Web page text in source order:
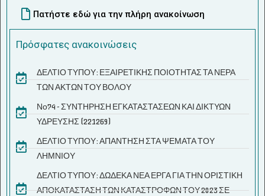
Πατήστε εδώ για την πλήρη ανακοίνωση
Πρόσφατες ανακοινώσεις
ΔΕΛΤΙΟ ΤΥΠΟΥ: ΕΞΑΙΡΕΤΙΚΗΣ ΠΟΙΟΤΗΤΑΣ ΤΑ ΝΕΡΑ
ΤΩΝ ΑΚΤΩΝ ΤΟΥ ΒΟΛΟΥ
Νο74 - ΣΥΝΤΗΡΗΣΗ ΕΓΚΑΤΑΣΤΑΣΕΩΝ ΚΑΙ ΔΙΚΤΥΩΝ
ΥΔΡΕΥΣΗΣ (221269)
ΔΕΛΤΙΟ ΤΥΠΟΥ: ΑΠΑΝΤΗΣΗ ΣΤΑ ΨΕΜΑΤΑ ΤΟΥ
ΛΗΜΝΙΟΥ
ΔΕΛΤΙΟ ΤΥΠΟΥ: ΔΩΔΕΚΑ ΝΕΑ ΕΡΓΑ ΓΙΑ ΤΗΝ ΟΡΙΣΤΙΚΗ
ΑΠΟΚΑΤΑΣΤΑΣΗ ΤΩΝ ΚΑΤΑΣΤΡΟΦΩΝ ΤΟΥ 2023 ΣΕ